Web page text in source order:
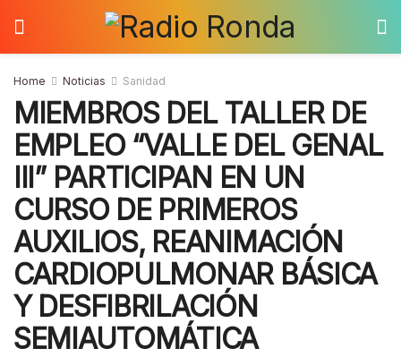
Home Noticias Sanidad
MIEMBROS DEL TALLER DE
EMPLEO “VALLE DEL GENAL
III” PARTICIPAN EN UN
CURSO DE PRIMEROS
AUXILIOS, REANIMACIÓN
CARDIOPULMONAR BÁSICA
Y DESFIBRILACIÓN
SEMIAUTOMÁTICA